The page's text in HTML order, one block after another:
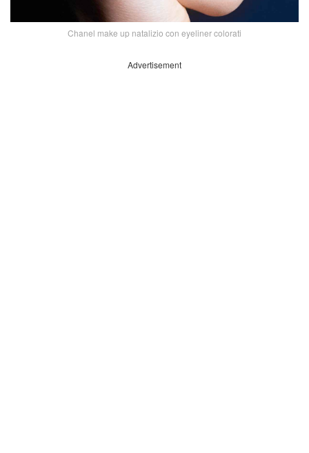
Chanel make up natalizio con eyeliner colorati
Advertisement